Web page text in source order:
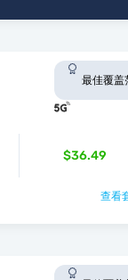
最佳覆盖
$36.49
查看